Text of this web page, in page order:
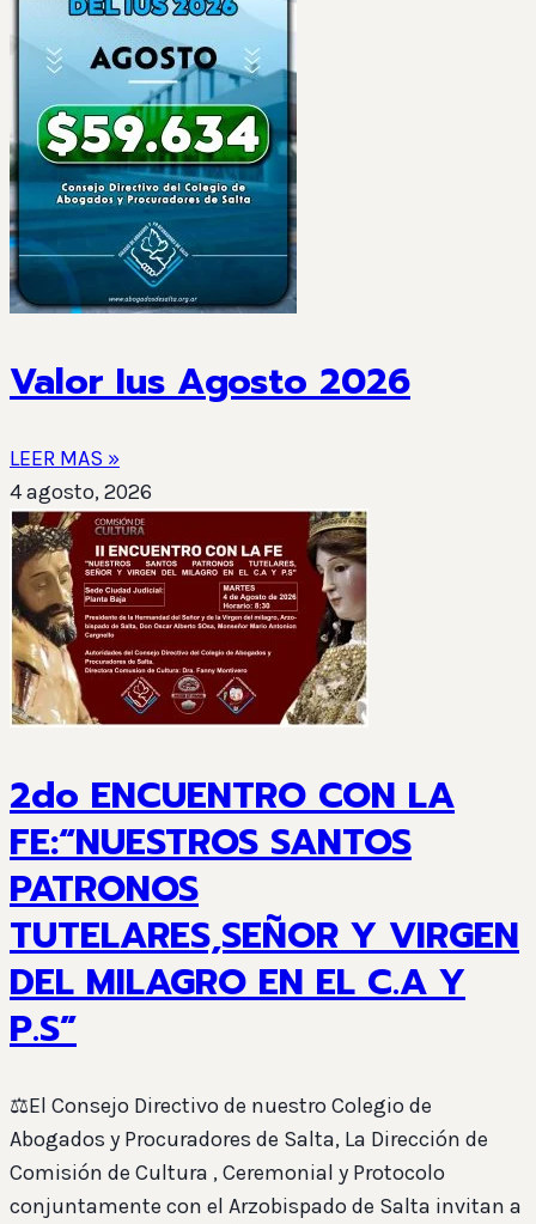
Valor Ius Agosto 2026
LEER MAS »
4 agosto, 2026
2do ENCUENTRO CON LA
FE:“NUESTROS SANTOS
PATRONOS
TUTELARES,SEÑOR Y VIRGEN
DEL MILAGRO EN EL C.A Y
P.S”
⚖️El Consejo Directivo de nuestro Colegio de
Abogados y Procuradores de Salta, La Dirección de
Comisión de Cultura , Ceremonial y Protocolo
conjuntamente con el Arzobispado de Salta invitan a